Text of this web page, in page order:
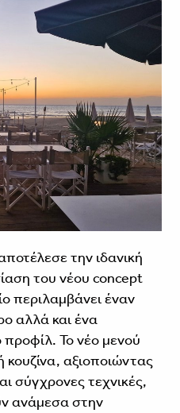
την ιδανική
του νέου concept
περιλαμβάνει έναν
αλλά και ένα
Το νέο μενού
κουζίνα, αξιοποιώντας
σύγχρονες τεχνικές,
ανάμεσα στην